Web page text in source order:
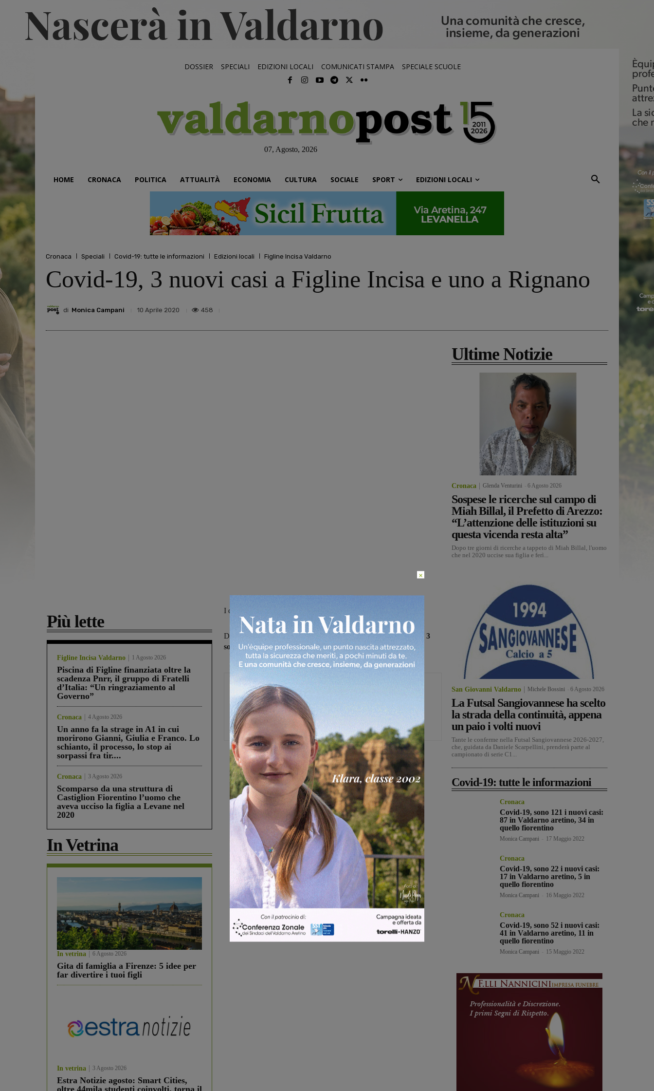
DOSSIER SPECIALI EDIZIONI LOCALI COMUNICATI STAMPA SPECIALE SCUOLE
07, Agosto, 2026
HOME CRONACA POLITICA ATTUALITÀ ECONOMIA CULTURA SOCIALE SPORT EDIZIONI LOCALI
Cronaca Speciali Covid-19: tutte le informazioni Edizioni locali Figline Incisa Valdarno
Covid-19, 3 nuovi casi a Figline Incisa e uno a Rignano
di Monica Campani 10 Aprile 2020 458
Più lette
Figline Incisa Valdarno 1 Agosto 2026
Piscina di Figline finanziata oltre la
scadenza Pnrr, il gruppo di Fratelli
d’Italia: “Un ringraziamento al
Governo”
Cronaca 4 Agosto 2026
Un anno fa la strage in A1 in cui
morirono Gianni, Giulia e Franco. Lo
schianto, il processo, lo stop ai
sorpassi fra tir....
Cronaca 3 Agosto 2026
Scomparso da una struttura di
Castiglion Fiorentino l’uomo che
aveva ucciso la figlia a Levane nel
2020
In Vetrina
In vetrina 6 Agosto 2026
Gita di famiglia a Firenze: 5 idee per
far divertire i tuoi figli
In vetrina 3 Agosto 2026
Estra Notizie agosto: Smart Cities,
I dati della Asl Toscana centro
Dei 173 nuovi casi positivi al coronavirus in provincia di Firenze, 3
sono nel comune di Figline Incisa e 1 in quello di Rignano
Monica Campani
Direttore
Share
Ultime Notizie
Cronaca Glenda Venturini 6 Agosto 2026
Sospese le ricerche sul campo di
Miah Billal, il Prefetto di Arezzo:
“L’attenzione delle istituzioni su
questa vicenda resta alta”
Dopo tre giorni di ricerche a tappeto di Miah Billal, l'uomo
che nel 2020 uccise sua figlia e ferì...
San Giovanni Valdarno Michele Bossini 6 Agosto 2026
La Futsal Sangiovannese ha scelto
la strada della continuità, appena
un paio i volti nuovi
Tante le conferme nella Futsal Sangiovannese 2026-2027,
che, guidata da Daniele Scarpellini, prenderà parte al
campionato di serie C1...
Covid-19: tutte le informazioni
Cronaca
Covid-19, sono 121 i nuovi casi:
87 in Valdarno aretino, 34 in
quello fiorentino
Monica Campani 17 Maggio 2022
Cronaca
Covid-19, sono 22 i nuovi casi:
17 in Valdarno aretino, 5 in
quello fiorentino
Monica Campani 16 Maggio 2022
Cronaca
Covid-19, sono 52 i nuovi casi:
41 in Valdarno aretino, 11 in
quello fiorentino
Monica Campani 15 Maggio 2022
×